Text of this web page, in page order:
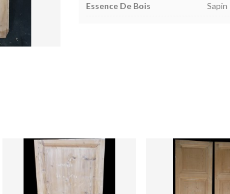
Essence De Bois
Sapin